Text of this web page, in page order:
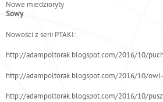
t
ś
t
t
a
Nowe miedzioryty
Sowy
Nowości z serii PTAKI:
http://adampoltorak.blogspot.com/2016/10/
http://adampoltorak.blogspot.com/2016/10/
http://adampoltorak.blogspot.com/2016/10/